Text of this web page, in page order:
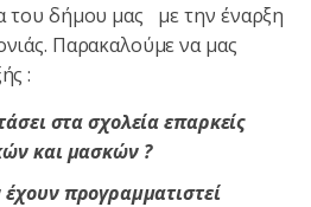
του δήμου μας με την έναρξη
Παρακαλούμε να μας
:
στα σχολεία επαρκείς
και μασκών ?
έχουν προγραμματιστεί